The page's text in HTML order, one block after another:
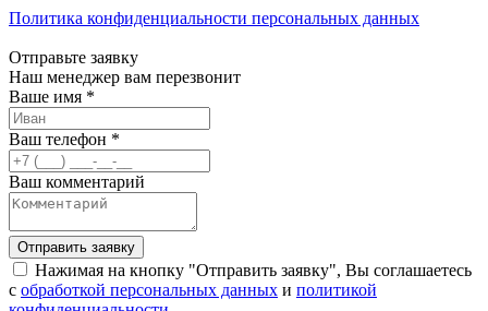
Политика конфиденциальности персональных данных
Отправьте заявку
Наш менеджер вам перезвонит
Ваше имя *
Ваш телефон *
Ваш комментарий
Отправить заявку
Нажимая на кнопку "Отправить заявку", Вы соглашаетесь
с обработкой персональных данных и политикой